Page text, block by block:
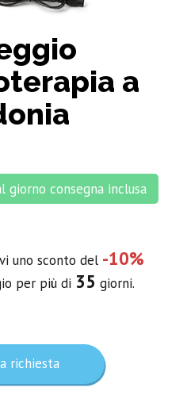
a
giorno consegna inclusa
uno sconto del -10%
per più di 35 giorni.
richiesta